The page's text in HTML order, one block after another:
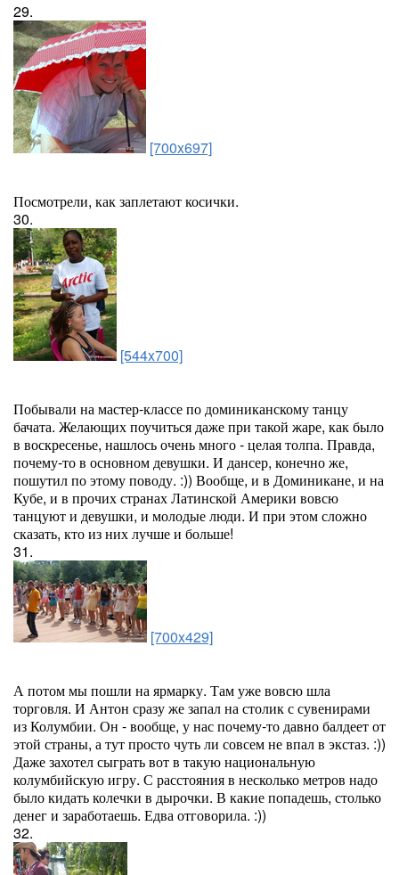
29.
[700x697]
Посмотрели, как заплетают косички.
30.
[544x700]
Побывали на мастер-классе по доминиканскому танцу
бачата. Желающих поучиться даже при такой жаре, как было
в воскресенье, нашлось очень много - целая толпа. Правда,
почему-то в основном девушки. И дансер, конечно же,
пошутил по этому поводу. :)) Вообще, и в Доминикане, и на
Кубе, и в прочих странах Латинской Америки вовсю
танцуют и девушки, и молодые люди. И при этом сложно
сказать, кто из них лучше и больше!
31.
[700x429]
А потом мы пошли на ярмарку. Там уже вовсю шла
торговля. И Антон сразу же запал на столик с сувенирами
из Колумбии. Он - вообще, у нас почему-то давно балдеет от
этой страны, а тут просто чуть ли совсем не впал в экстаз. :))
Даже захотел сыграть вот в такую национальную
колумбийскую игру. С расстояния в несколько метров надо
было кидать колечки в дырочки. В какие попадешь, столько
денег и заработаешь. Едва отговорила. :))
32.